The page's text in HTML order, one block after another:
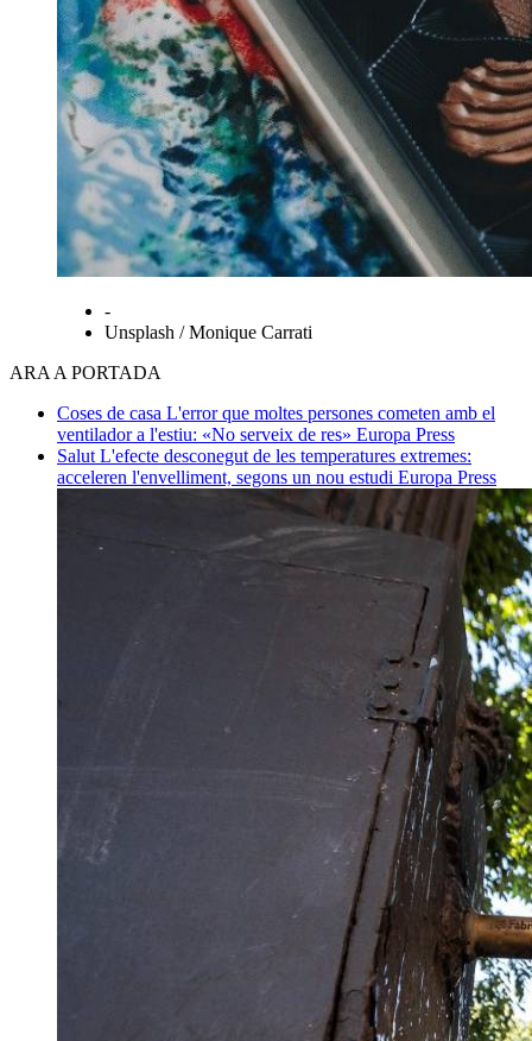
-
Unsplash / Monique Carrati
ARA A PORTADA
Coses de casa L'error que moltes persones cometen amb el
ventilador a l'estiu: «No serveix de res» Europa Press
Salut L'efecte desconegut de les temperatures extremes:
acceleren l'envelliment, segons un nou estudi Europa Press